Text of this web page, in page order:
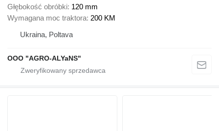
Głębokość obróbki 120 mm
Wymagana moc traktora 200 KM
Ukraina, Poltava
OOO "AGRO-ALYaNS"